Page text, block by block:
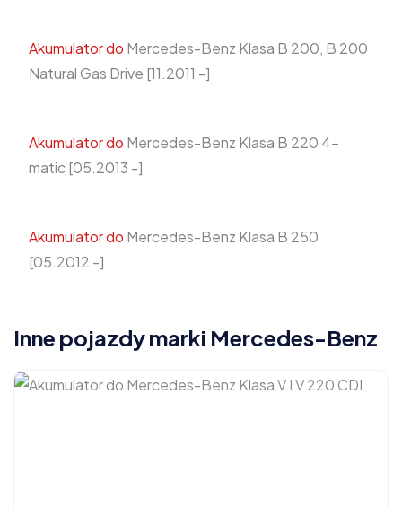
Akumulator do Mercedes-Benz Klasa B 200, B 200
Natural Gas Drive [11.2011 -]
Akumulator do Mercedes-Benz Klasa B 220 4-
matic [05.2013 -]
Akumulator do Mercedes-Benz Klasa B 250
[05.2012 -]
Inne pojazdy marki Mercedes-Benz